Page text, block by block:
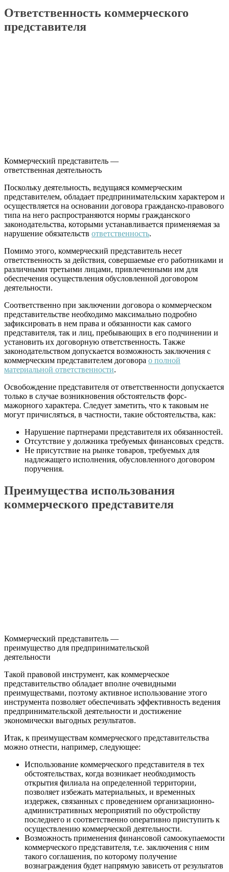
Ответственность коммерческого
представителя
Коммерческий представитель —
ответственная деятельность
Поскольку деятельность, ведущаяся коммерческим
представителем, обладает предпринимательским характером и
осуществляется на основании договора гражданско-правового
типа на него распространяются нормы гражданского
законодательства, которыми устанавливается применяемая за
нарушение обязательств ответственность.
Помимо этого, коммерческий представитель несет
ответственность за действия, совершаемые его работниками и
различными третьими лицами, привлеченными им для
обеспечения осуществления обусловленной договором
деятельности.
Соответственно при заключении договора о коммерческом
представительстве необходимо максимально подробно
зафиксировать в нем права и обязанности как самого
представителя, так и лиц, пребывающих в его подчинении и
установить их договорную ответственность. Также
законодательством допускается возможность заключения с
коммерческим представителем договора о полной
материальной ответственности.
Освобождение представителя от ответственности допускается
только в случае возникновения обстоятельств форс-
мажорного характера. Следует заметить, что к таковым не
могут причисляться, в частности, такие обстоятельства, как:
Нарушение партнерами представителя их обязанностей.
Отсутствие у должника требуемых финансовых средств.
Не присутствие на рынке товаров, требуемых для
надлежащего исполнения, обусловленного договором
поручения.
Преимущества использования
коммерческого представителя
Коммерческий представитель —
преимущество для предпринимательской
деятельности
Такой правовой инструмент, как коммерческое
представительство обладает вполне очевидными
преимуществами, поэтому активное использование этого
инструмента позволяет обеспечивать эффективность ведения
предпринимательской деятельности и достижение
экономически выгодных результатов.
Итак, к преимуществам коммерческого представительства
можно отнести, например, следующее:
Использование коммерческого представителя в тех
обстоятельствах, когда возникает необходимость
открытия филиала на определенной территории,
позволяет избежать материальных, и временных
издержек, связанных с проведением организационно-
административных мероприятий по обустройству
последнего и соответственно оперативно приступить к
осуществлению коммерческой деятельности.
Возможность применения финансовой самоокупаемости
коммерческого представителя, т.е. заключения с ним
такого соглашения, по которому получение
вознаграждения будет напрямую зависеть от результатов